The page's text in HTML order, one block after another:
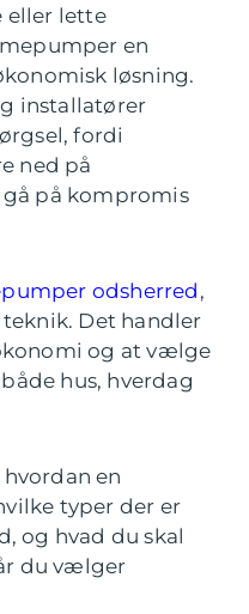
eller lette
en
løsning.
installatører
fordi
ned på
på kompromis
odsherred ,
Det handler
og at vælge
hus, hverdag
en
typer der er
og hvad du skal
du vælger